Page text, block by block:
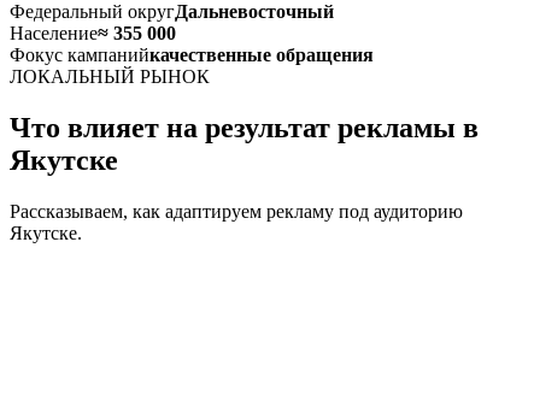
Федеральный округДальневосточный
Население≈ 355 000
Фокус кампанийкачественные обращения
ЛОКАЛЬНЫЙ РЫНОК
Что влияет на результат рекламы в
Якутске
Рассказываем, как адаптируем рекламу под аудиторию
Якутске.